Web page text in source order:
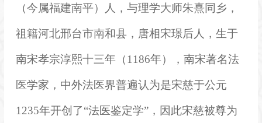
（今属福建南平）人，与理学大师朱熹同乡，
祖籍河北邢台市南和县，唐相宋璟后人，生于
南宋孝宗淳熙十三年（1186年），南宋著名法
医学家，中外法医界普遍认为是宋慈于公元
1235年开创了“法医鉴定学”，因此宋慈被尊为